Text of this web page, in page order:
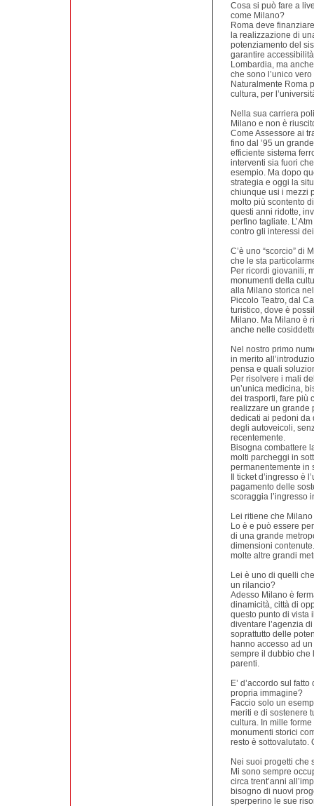
Cosa si può fare a
come Milano?
Roma deve
la realizzazione di
potenziamento del
garantire
Lombardia, ma
che sono l’unico
Naturalmente Roma
cultura, per
Nella sua carriera
Milano e non è
Come Assessore ai
fino dal ’95 un
efficiente sistema
interventi sia fuori
esempio. Ma dopo
strategia e oggi la
chiunque usi i mezzi
molto più scontento
questi anni ridotte,
perfino tagliate.
contro gli interessi
C’è uno “scorcio” di
che le sta
Per ricordi giovanili,
monumenti della
alla Milano storica
Piccolo Teatro, dal
turistico, dove è
Milano. Ma Milano è
anche nelle
Nel nostro primo
in merito
pensa e quali
Per risolvere i mali
un’unica medicina,
dei trasporti, fare più
realizzare un grande
dedicati ai pedoni da
degli autoveicoli,
recentemente.
Bisogna combattere
molti parcheggi in
permanentemente in
Il ticket d’ingresso è
pagamento delle
scoraggia l’ingresso
Lei ritiene che
Lo è e può essere
di una grande
dimensioni
molte altre grandi
Lei è uno di quelli
un rilancio?
Adesso Milano è
dinamicità, città di
questo punto di vista
diventare l’agenzia
soprattutto delle
hanno accesso ad
sempre il dubbio che
parenti.
E’ d’accordo sul
propria immagine?
Faccio solo un
meriti e di sostenere
cultura. In mille
monumenti storici
resto è sottovalutato.
Nei suoi progetti che
Mi sono sempre
circa trent’anni
bisogno di nuovi
sperperino le sue